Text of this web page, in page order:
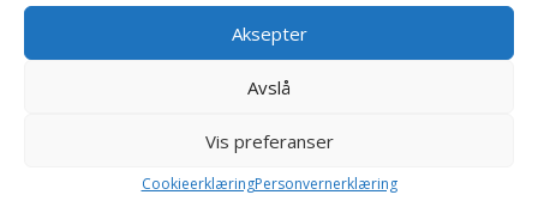
Aksepter
Avslå
Vis preferanser
CookieerklæringPersonvernerklæring